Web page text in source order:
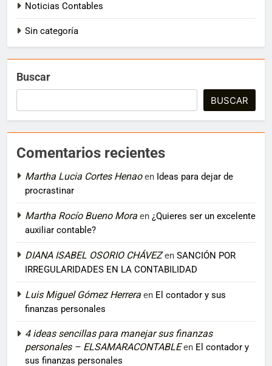
Noticias Contables
Sin categoría
Buscar
BUSCAR
Comentarios recientes
Martha Lucia Cortes Henaoen Ideas para dejar de
procrastinar
Martha Rocío Bueno Mora en ¿Quieres ser un excelente
auxiliar contable?
DIANA ISABEL OSORIO CHÁVEZen SANCIÓN POR
IRREGULARIDADES EN LA CONTABILIDAD
Luis Miguel Gómez Herrera en El contador y sus
finanzas personales
4 ideas sencillas para manejar sus finanzas
personales – ELSAMARACONTABLEen El contador y
sus finanzas personales